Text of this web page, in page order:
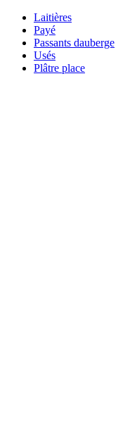
Laitières
Payé
Passants dauberge
Usés
Plâtre place